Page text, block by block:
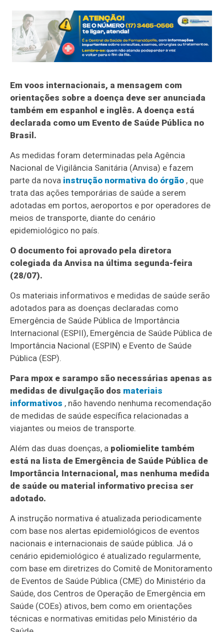
Em voos internacionais, a mensagem com
orientações sobre a doença deve ser anunciada
também em espanhol e inglês. A doença está
declarada como um Evento de Saúde Pública no
Brasil.
As medidas foram determinadas pela Agência
Nacional de Vigilância Sanitária (Anvisa) e fazem
parte da nova instrução normativa do órgão , que
trata das ações temporárias de saúde a serem
adotadas em portos, aeroportos e por operadores de
meios de transporte, diante do cenário
epidemiológico no país.
O documento foi aprovado pela diretora
colegiada da Anvisa na última segunda-feira
(28/07).
Os materiais informativos e medidas de saúde serão
adotados para as doenças declaradas como
Emergência de Saúde Pública de Importância
Internacional (ESPII), Emergência de Saúde Pública de
Importância Nacional (ESPIN) e Evento de Saúde
Pública (ESP).
Para mpox e sarampo são necessárias apenas as
medidas de divulgação dos materiais
informativos , não havendo nenhuma recomendação
de medidas de saúde específica relacionadas a
viajantes ou meios de transporte.
Além das duas doenças, a poliomielite também
está na lista de Emergência de Saúde Pública de
Importância Internacional, mas nenhuma medida
de saúde ou material informativo precisa ser
adotado.
A instrução normativa é atualizada periodicamente
com base nos alertas epidemiológicos de eventos
nacionais e internacionais de saúde pública. Já o
cenário epidemiológico é atualizado regularmente,
com base em diretrizes do Comitê de Monitoramento
de Eventos de Saúde Pública (CME) do Ministério da
Saúde, dos Centros de Operação de Emergência em
Saúde (COEs) ativos, bem como em orientações
técnicas e normativas emitidas pelo Ministério da